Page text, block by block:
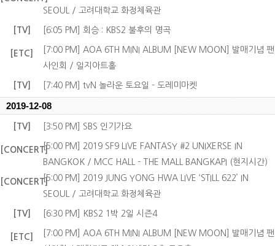
SEOUL / 고려대학교 화정체육관
[TV] [6:05 PM] 회승 : KBS2 불후의 명곡
[ETC]
[7:00 PM] AOA 6TH MINI ALBUM [NEW MOON] 발매기념 팬
사인회 / 일지아트홀
[TV] [7:40 PM] tvN 놀라운 토요일 - 도레미마켓
2019-12-08
[TV] [3:50 PM] SBS 인기가요
[CONCERT][5:00 PM] 2019 SF9 LIVE FANTASY #2 UNIXERSE IN
BANGKOK / MCC HALL – THE MALL BANGKAPI (현지시간)
[CONCERT][5:00 PM] 2019 JUNG YONG HWA LIVE ‘STILL 622’ IN
SEOUL / 고려대학교 화정체육관
[TV] [6:30 PM] KBS2 1박 2일 시즌4
[ETC]
[7:00 PM] AOA 6TH MINI ALBUM [NEW MOON] 발매기념 팬